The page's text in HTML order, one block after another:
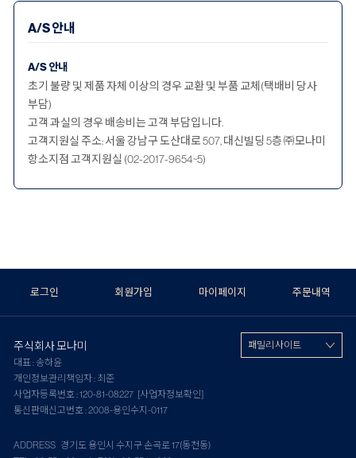
A/S 안내
A/S 안내
초기 불량 및 제품 자체 이상의 경우 교환 및 부품 교체(택배비 당사
부담)
고객 과실의 경우 배송비는 고객 부담입니다.
고객지원실 주소: 서울 강남구 도산대로 507, 대신빌딩 5층 ㈜모나미
항소지점 고객지원실 (02-2017-9654~5)
로그인 회원가입 마이페이지 주문내역
주식회사 모나미
대표 : 송하윤
개인정보관리책임자 : 최준
사업자등록번호 : 120-81-08227 [사업자정보확인]
통신판매신고번호 : 2008-용인수지-0117
ADDRESS 경기도 용인시 수지구 손곡로 17(동천동)
패밀리 사이트